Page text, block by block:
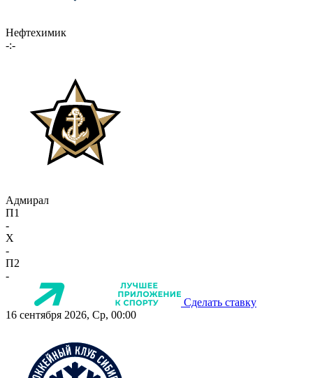
Нефтехимик
-:-
Адмирал
П1
-
X
-
П2
-
Сделать ставку
16 сентября 2026, Ср, 00:00